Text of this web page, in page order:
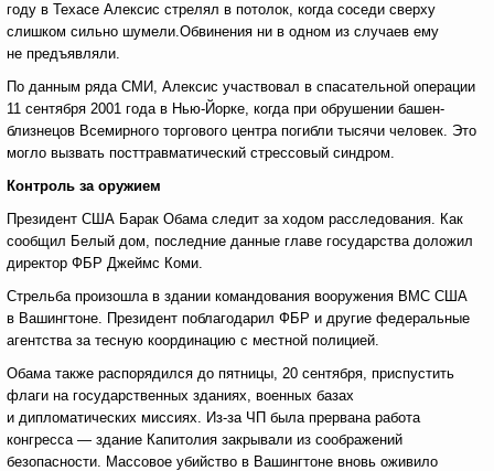
году в Техасе Алексис стрелял в потолок, когда соседи сверху
слишком сильно шумели.Обвинения ни в одном из случаев ему
не предъявляли.
По данным ряда СМИ, Алексис участвовал в спасательной операции
11 сентября 2001 года в Нью-Йорке, когда при обрушении башен-
близнецов Всемирного торгового центра погибли тысячи человек. Это
могло вызвать посттравматический стрессовый синдром.
Контроль за оружием
Президент США Барак Обама следит за ходом расследования. Как
сообщил Белый дом, последние данные главе государства доложил
директор ФБР Джеймс Коми.
Стрельба произошла в здании командования вооружения ВМС США
в Вашингтоне. Президент поблагодарил ФБР и другие федеральные
агентства за тесную координацию с местной полицией.
Обама также распорядился до пятницы, 20 сентября, приспустить
флаги на государственных зданиях, военных базах
и дипломатических миссиях. Из-за ЧП была прервана работа
конгресса — здание Капитолия закрывали из соображений
безопасности. Массовое убийство в Вашингтоне вновь оживило